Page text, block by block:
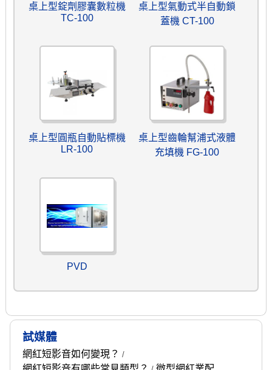
桌上型錠劑膠囊數粒機
TC-100
桌上型氣動式半自動鎖
蓋機 CT-100
桌上型圓瓶自動貼標機
LR-100
桌上型齒輪幫浦式液體
充填機 FG-100
PVD
試媒體
網紅短影音如何變現？ /